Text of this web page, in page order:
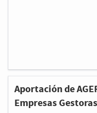
Aportación de
Empresas